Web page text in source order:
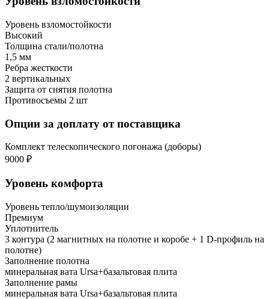
Уровень взломостойкости
Высокий
Толщина стали/полотна
1,5 мм
Ребра жесткости
2 вертикальных
Защита от снятия полотна
Противосъемы 2 шт
Опции за доплату от поставщика
Комплект телескопического погонажа (доборы)
9000 ₽
Уровень комфорта
Уровень тепло/шумоизоляции
Премиум
Уплотнитель
3 контура (2 магнитных на полотне и коробе + 1 D-профиль на
полотне)
Заполнение полотна
минеральная вата Ursa+базальтовая плита
Заполнение рамы
минеральная вата Ursa+базальтовая плита